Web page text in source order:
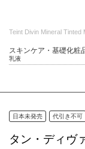
Teint Divin Mineral Tinted
スキンケア・基礎化粧
乳液
日本未発売 代引き不可
タン・ディヴ